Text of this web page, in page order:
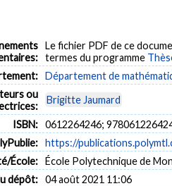
Le fichier PDF de ce
termes du programme
Département de
ou
Brigitte Jaumard
ISBN: 0612264246;
https://
École: École Polytechnique de
dépôt: 04 août 2021 11:06